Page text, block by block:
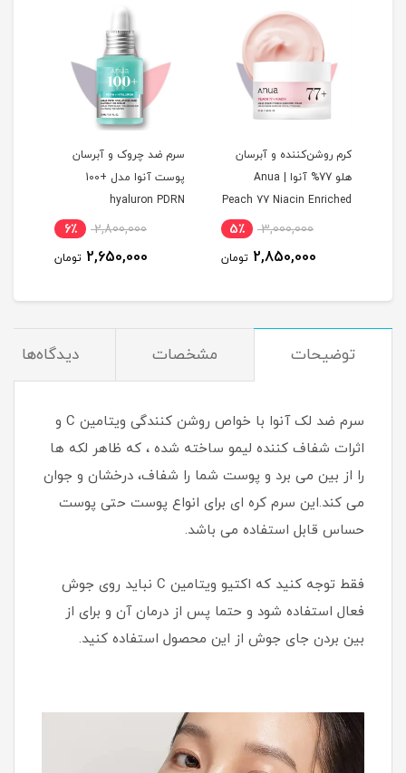
کرم روشن‌کننده و آبرسان
هلو 77% آنوا | Anua
Peach 77 Niacin Enriched
3,000,000 5٪
2,850,000 تومان
سرم ضد چروک و آبرسان
پوست آنوا مدل +100
hyaluron PDRN
هیالورونیک و پی دی ار ان
2,800,000 6٪
2,650,000 تومان
توضیحات مشخصات دیدگاه‌ها
سرم ضد لک آنوا با خواص روشن کنندگی ویتامین C و
اثرات شفاف کننده لیمو ساخته شده ، که ظاهر لکه ها
را از بین می برد و پوست شما را شفاف، درخشان و جوان
می کند.این سرم کره ای برای انواع پوست حتی پوست
حساس قابل استفاده می باشد.
فقط توجه کنید که اکتیو ویتامین C نباید روی جوش
فعال استفاده شود و حتما پس از درمان آن و برای از
بین بردن جای جوش از این محصول استفاده کنید.